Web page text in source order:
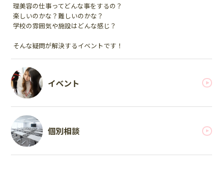
理美容の仕事ってどんな事をするの？
楽しいのかな？難しいのかな？
学校の雰囲気や施設はどんな感じ？
そんな疑問が解決するイベントです！
イベント
個別相談